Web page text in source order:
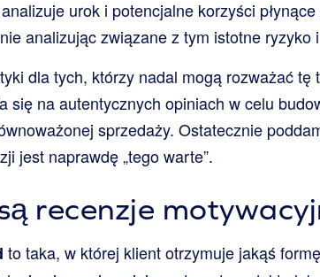
urok i potencjalne korzyści
analizując związane z tym istotne ryzyko
dla tych, którzy nadal mogą rozważać tę
się na autentycznych opiniach w celu
sprzedaży. Ostatecznie
jest naprawdę „tego warte”.
recenzje
to taka, w której klient otrzymuje jakąś